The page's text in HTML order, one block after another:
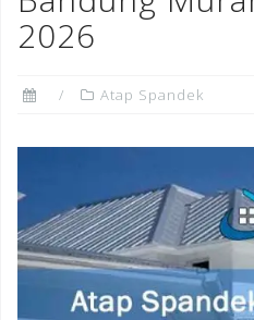
2026
Atap Spandek